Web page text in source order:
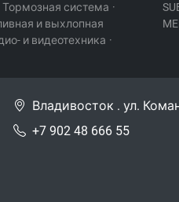
Тормозная система ·
и выхлопная
и видеотехника ·
Владивосток . ул.
+7 902 48 666 55